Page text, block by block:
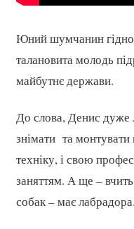
Юний шумчанин гідно
талановита молодь
майбутнє держави.
До слова, Денис дуже
знімати та
техніку, і свою
заняттям. А ще –
собак – має лабрадора.